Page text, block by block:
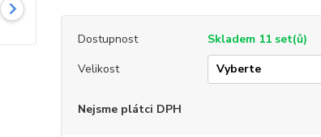
Dostupnost
Skladem 11 set(ů)
Velikost
Nejsme plátci DPH